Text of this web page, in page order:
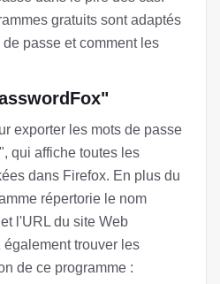
gratuits sont adaptés
passe et comment les
exporter les mots de passe
qui affiche toutes les
dans Firefox. En plus du
répertorie le nom
l'URL du site Web
trouver les
de ce programme :